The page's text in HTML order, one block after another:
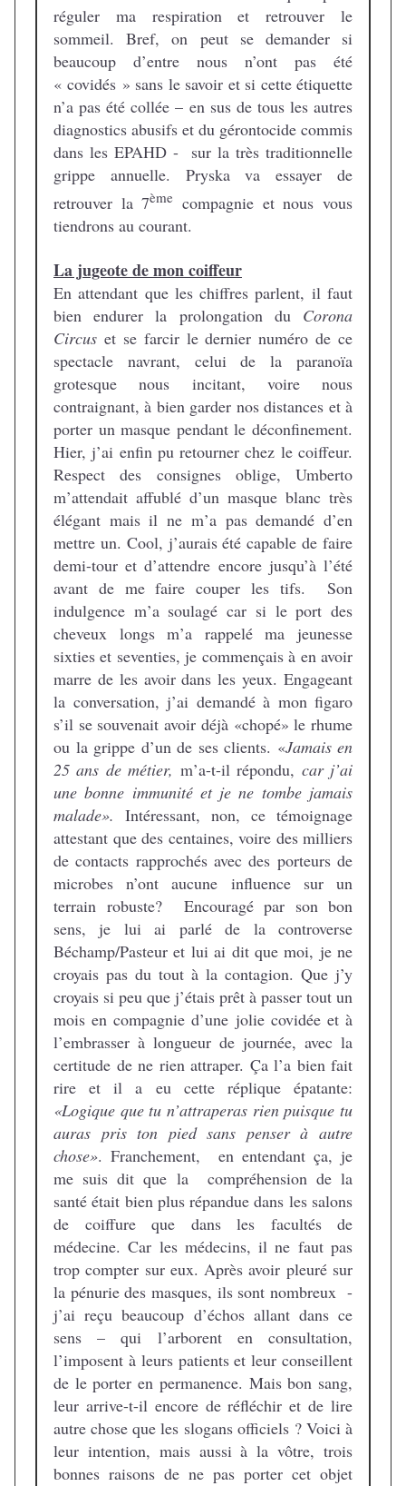
réguler ma respiration et retrouver le
sommeil. Bref, on peut se demander si
beaucoup d’entre nous n’ont pas été
« covidés » sans le savoir et si cette étiquette
n’a pas été collée – en sus de tous les autres
diagnostics abusifs et du gérontocide commis
dans les EPAHD - sur la très traditionnelle
grippe annuelle. Pryska va essayer de
retrouver la 7ème compagnie et nous vous
tiendrons au courant.
La jugeote de mon coiffeur
En attendant que les chiffres parlent, il faut
bien endurer la prolongation du Corona
Circus et se farcir le dernier numéro de ce
spectacle navrant, celui de la paranoïa
grotesque nous incitant, voire nous
contraignant, à bien garder nos distances et à
porter un masque pendant le déconfinement.
Hier, j’ai enfin pu retourner chez le coiffeur.
Respect des consignes oblige, Umberto
m’attendait affublé d’un masque blanc très
élégant mais il ne m’a pas demandé d’en
mettre un. Cool, j’aurais été capable de faire
demi-tour et d’attendre encore jusqu’à l’été
avant de me faire couper les tifs. Son
indulgence m’a soulagé car si le port des
cheveux longs m’a rappelé ma jeunesse
sixties et seventies, je commençais à en avoir
marre de les avoir dans les yeux. Engageant
la conversation, j’ai demandé à mon figaro
s’il se souvenait avoir déjà «chopé» le rhume
ou la grippe d’un de ses clients. «Jamais en
25 ans de métier, m’a-t-il répondu, car j’ai
une bonne immunité et je ne tombe jamais
malade». Intéressant, non, ce témoignage
attestant que des centaines, voire des milliers
de contacts rapprochés avec des porteurs de
microbes n’ont aucune influence sur un
terrain robuste? Encouragé par son bon
sens, je lui ai parlé de la controverse
Béchamp/Pasteur et lui ai dit que moi, je ne
croyais pas du tout à la contagion. Que j’y
croyais si peu que j’étais prêt à passer tout un
mois en compagnie d’une jolie covidée et à
l’embrasser à longueur de journée, avec la
certitude de ne rien attraper. Ça l’a bien fait
rire et il a eu cette réplique épatante:
«Logique que tu n’attraperas rien puisque tu
auras pris ton pied sans penser à autre
chose». Franchement, en entendant ça, je
me suis dit que la compréhension de la
santé était bien plus répandue dans les salons
de coiffure que dans les facultés de
médecine. Car les médecins, il ne faut pas
trop compter sur eux. Après avoir pleuré sur
la pénurie des masques, ils sont nombreux -
j’ai reçu beaucoup d’échos allant dans ce
sens – qui l’arborent en consultation,
l’imposent à leurs patients et leur conseillent
de le porter en permanence. Mais bon sang,
leur arrive-t-il encore de réfléchir et de lire
autre chose que les slogans officiels ? Voici à
leur intention, mais aussi à la vôtre, trois
bonnes raisons de ne pas porter cet objet